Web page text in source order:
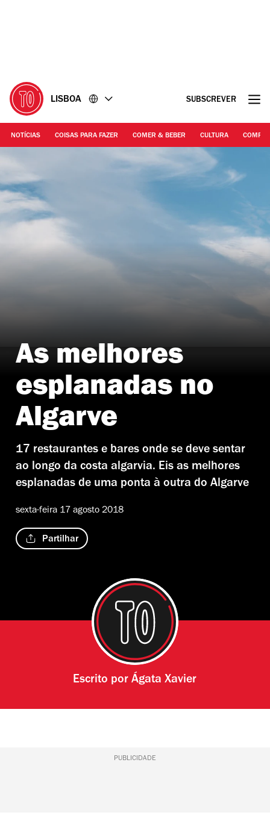
LISBOA SUBSCREVER
NOTÍCIAS COISAS PARA FAZER COMER & BEBER CULTURA
Estaminé
As melhores
esplanadas no
Algarve
17 restaurantes e bares onde se deve sentar
ao longo da costa algarvia. Eis as melhores
esplanadas de uma ponta à outra do Algarve
sexta-feira 17 agosto 2018
Partilhar
Escrito porÁgata Xavier
PUBLICIDADE